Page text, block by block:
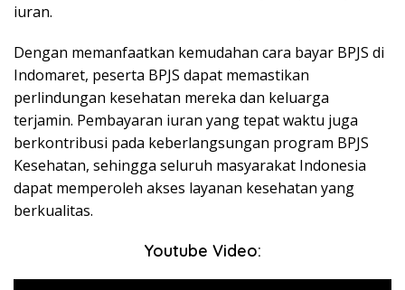
iuran.
Dengan memanfaatkan kemudahan cara bayar BPJS di
Indomaret, peserta BPJS dapat memastikan
perlindungan kesehatan mereka dan keluarga
terjamin. Pembayaran iuran yang tepat waktu juga
berkontribusi pada keberlangsungan program BPJS
Kesehatan, sehingga seluruh masyarakat Indonesia
dapat memperoleh akses layanan kesehatan yang
berkualitas.
Youtube Video: